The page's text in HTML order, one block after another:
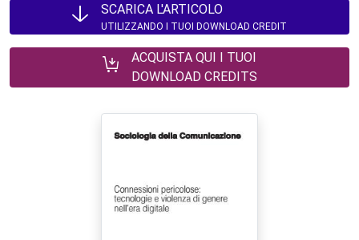
SCARICA L'ARTICOLO
UTILIZZANDO I TUOI DOWNLOAD CREDIT
ACQUISTA QUI I TUOI
DOWNLOAD CREDITS